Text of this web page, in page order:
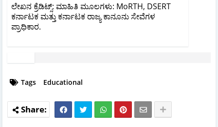
ಲೇಖನ ಕ್ರೆಡಿಟ್ಸ್: ಮಾಹಿತಿ ಮೂಲಗಳು: MoRTH, DSERT
ಕರ್ನಾಟಕ ಮತ್ತು ಕರ್ನಾಟಕ ರಾಜ್ಯ ಕಾನೂನು ಸೇವೆಗಳ
ಪ್ರಾಧಿಕಾರ.
Tags Educational